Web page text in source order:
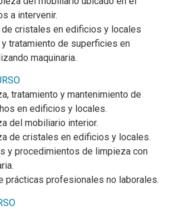
a intervenir.
cristales en edificios y locales
tratamiento de superficies en
maquinaria.
tratamiento y mantenimiento de
en edificios y locales.
del mobiliario interior.
de cristales en edificios y locales.
y procedimientos de limpieza con
prácticas profesionales no laborales.